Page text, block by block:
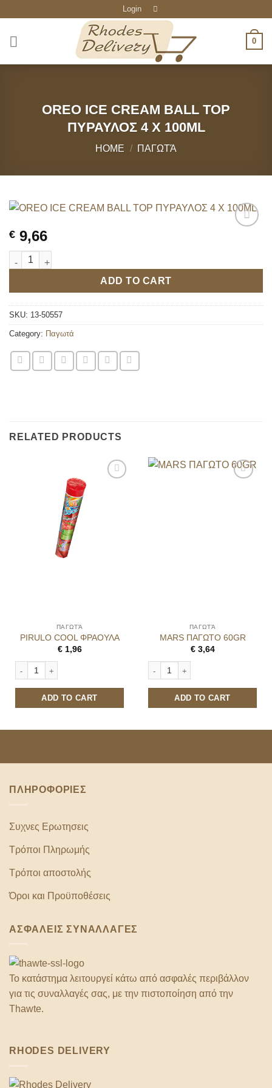
content
Login
0
OREO ICE CREAM BALL TOP
ΠΥΡΑΥΛΟΣ 4 X 100ML
HOME / ΠΑΓΩΤΆ
€ 9,66
OREO ICE CREAM BALL TOP ΠΥΡΑΥΛΟΣ 4 X 100ML quantity
ADD TO CART
SKU: 13-50557
Category: Παγωτά
RELATED PRODUCTS
ΠΑΓΩΤΆ
PIRULO COOL ΦΡΑΟΥΛΑ
€1,96
PIRULO COOL ΦΡΑΟΥΛΑ quantity
ADD TO CART
ΠΑΓΩΤΆ
MARS ΠΑΓΩΤΟ 60GR
€3,64
MARS ΠΑΓΩΤΟ 60GR quantity
ADD TO CART
ΠΛΗΡΟΦΟΡΙΕΣ
Συχνες Ερωτησεις
Τρόποι Πληρωμής
Τρόποι αποστολής
Όροι και Προϋποθέσεις
ΑΣΦΑΛΕΙΣ ΣΥΝΑΛΛΑΓΕΣ
Το κατάστημα λειτουργεί κάτω από ασφαλές περιβάλλον
για τις συναλλαγές σας, με την πιστοποίηση από την
Thawte.
RHODES DELIVERY